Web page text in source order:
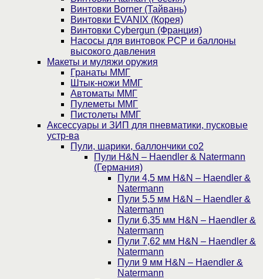
Винтовки Borner (Тайвань)
Винтовки EVANIX (Корея)
Винтовки Cybergun (Франция)
Насосы для винтовок PCP и баллоны
высокого давления
Макеты и муляжи оружия
Гранаты ММГ
Штык-ножи ММГ
Автоматы ММГ
Пулеметы ММГ
Пистолеты ММГ
Аксессуары и ЗИП для пневматики, пусковые
устр-ва
Пули, шарики, баллончики со2
Пули H&N – Haendler & Natermann
(Германия)
Пули 4,5 мм H&N – Haendler &
Natermann
Пули 5,5 мм H&N – Haendler &
Natermann
Пули 6,35 мм H&N – Haendler &
Natermann
Пули 7,62 мм H&N – Haendler &
Natermann
Пули 9 мм H&N – Haendler &
Natermann